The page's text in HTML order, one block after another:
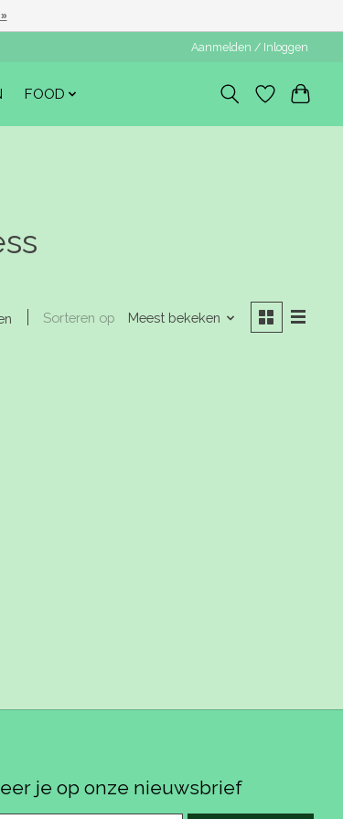
Aanmelden / Inloggen
FOOD
Sorteren op Meest bekeken
je op onze nieuwsbrief